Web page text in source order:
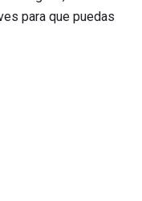
para que puedas